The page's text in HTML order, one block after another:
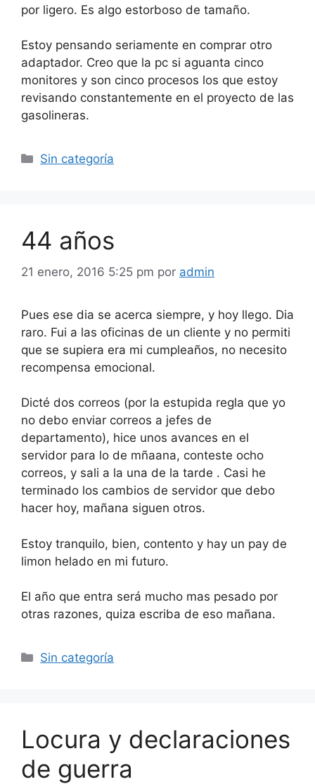
por ligero. Es algo estorboso de tamaño.
Estoy pensando seriamente en comprar otro
adaptador. Creo que la pc si aguanta cinco
monitores y son cinco procesos los que estoy
revisando constantemente en el proyecto de las
gasolineras.
Categorías
Sin categoría
44 años
21 enero, 2016 5:25 pm por admin
Pues ese dia se acerca siempre, y hoy llego. Dia
raro. Fui a las oficinas de un cliente y no permiti
que se supiera era mi cumpleaños, no necesito
recompensa emocional.
Dicté dos correos (por la estupida regla que yo
no debo enviar correos a jefes de
departamento), hice unos avances en el
servidor para lo de mñaana, conteste ocho
correos, y sali a la una de la tarde . Casi he
terminado los cambios de servidor que debo
hacer hoy, mañana siguen otros.
Estoy tranquilo, bien, contento y hay un pay de
limon helado en mi futuro.
El año que entra será mucho mas pesado por
otras razones, quiza escriba de eso mañana.
Categorías
Sin categoría
Locura y declaraciones
de guerra